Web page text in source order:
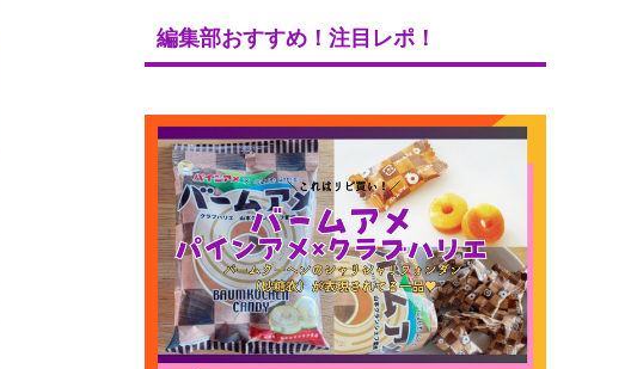
編集部おすすめ！注目レポ！